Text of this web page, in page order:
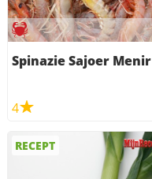
Spinazie Sajoer Menir
4
RECEPT